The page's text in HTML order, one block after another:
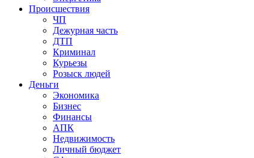
Происшествия
ЧП
Дежурная часть
ДТП
Криминал
Курьезы
Розыск людей
Деньги
Экономика
Бизнес
Финансы
АПК
Недвижимость
Личный бюджет